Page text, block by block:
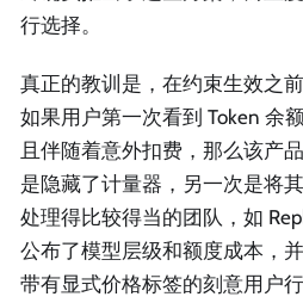
行选择。
真正的教训是，在约束生效之
如果用户第一次看到 Token 余
且伴随着意外扣费，那么该产
是隐藏了计量器，另一次是将
处理得比较得当的团队，如
公布了模型层级和额度成本，
带有显式价格标签的刻意用户行